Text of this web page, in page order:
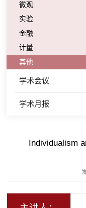
微观
实验
金融
计量
其他
学术会议
学术月报
Individualism